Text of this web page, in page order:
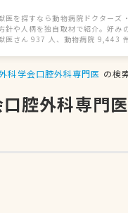
医を探すなら動物病院ドクターズ
針や人柄を独自取材で紹介。好み
医さん 937 人、動物病院 9,443
科学会口腔外科専門医 の検
腔外科専門